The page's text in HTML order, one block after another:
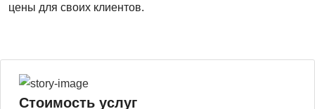
цены для своих клиентов.
Стоимость услуг